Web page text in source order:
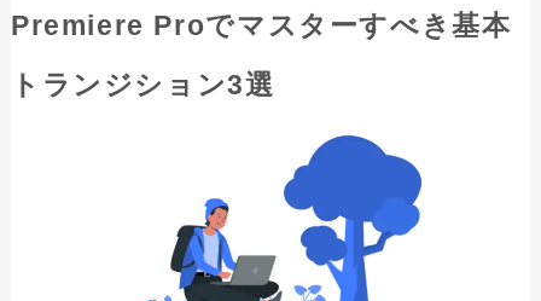
Premiere Proでマスターすべき基本
トランジション3選